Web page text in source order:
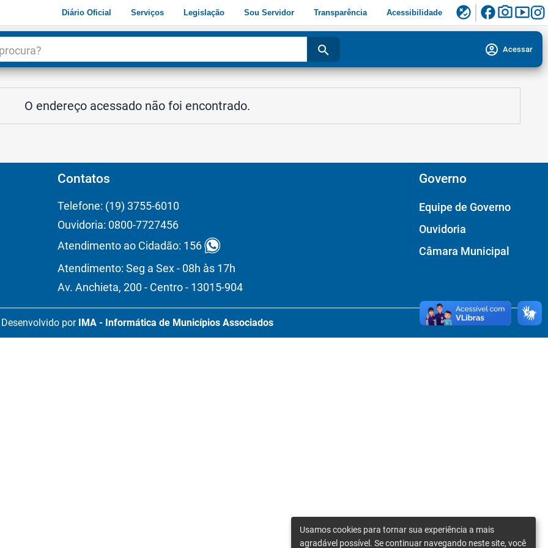
Diário Oficial Serviços Legislação Sou Servidor Transparência Acessibilidade flaky facebookphoto_camerasmart_display
search account_circle Acessar
O endereço acessado não foi encontrado.
Contatos
Telefone: (19) 3755-6010
Ouvidoria: 0800-7727456
Atendimento ao Cidadão: 156
Atendimento: Seg a Sex - 08h às 17h
Av. Anchieta, 200 - Centro - 13015-904
Governo
Equipe de Governo
Ouvidoria
Câmara Municipal
Desenvolvido por IMA - Informática de Municípios Associados
Usamos cookies para tornar sua experiência a mais
agradável possível. Se continuar navegando neste site, você